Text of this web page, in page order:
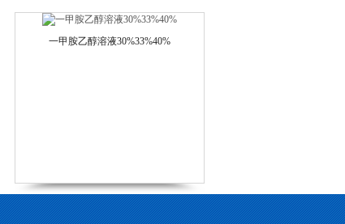
一甲胺乙醇溶液30%33%40%